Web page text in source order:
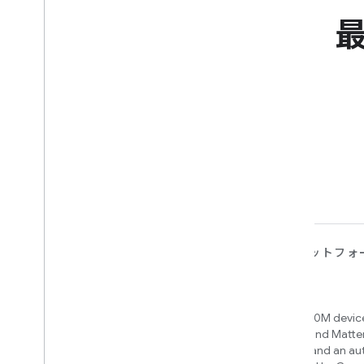
アプリ、プラットフ
Access over 600M
Google Home and
infrastructure, and an